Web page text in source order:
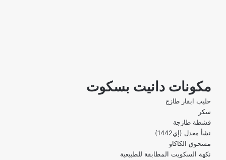
مكونات دانيت بسكوت
حليب ابقار طازج
سكر
قشطة طازجة
نشأ معدل (إي1442)
مسحوق الكاكاو
نكهة السكويت المطابقة للطبيعية